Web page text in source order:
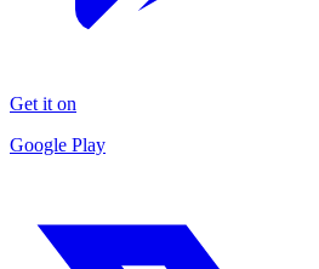
Get it on
Google Play